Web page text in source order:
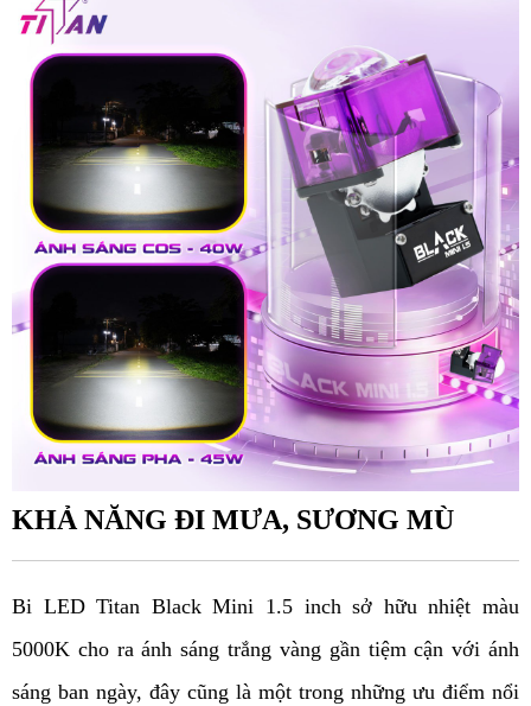
KHẢ NĂNG ĐI MƯA, SƯƠNG MÙ
Bi LED Titan Black Mini 1.5 inch sở hữu nhiệt màu
5000K cho ra ánh sáng trắng vàng gần tiệm cận với ánh
sáng ban ngày, đây cũng là một trong những ưu điểm nổi